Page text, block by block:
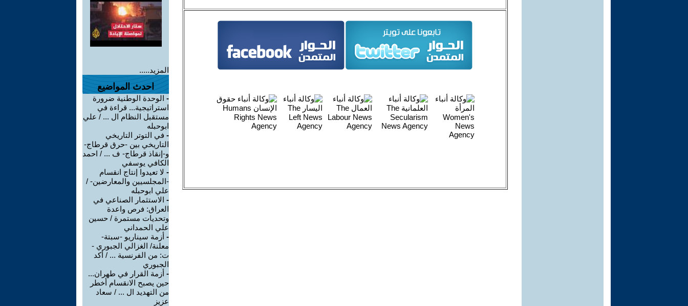
المزيد.....
احدث المواضيع
- الوحدة الوطنية ضرورة
استراتيجية... قراءة في
مستقبل النظام ال ... / علي
ابوحبله
- في التوتر التاريخي
التاريخي بين -حرق قرطاج-
و-إنقاذ قرطاج- ف ... / احمد
الكافي يوسفي
- لا تعيدوا إنتاج انقسام
-المجلسيين والمعارضين- /
علي ابوحبله
- الاستثمار الصناعي في
العراق: فرص واعدة
وتحديات مستمرة / حسين
علي الحمداني
- أزمة سيناريو -سبتة-
معلنة/ الغزالي الجبوري -
ت: من الفرنسية ... / أكد
الجبوري
- أزمة القرار في طهران...
حين يصبح الانقسام أخطر
من التهديد ال ... / سعاد
عزيز